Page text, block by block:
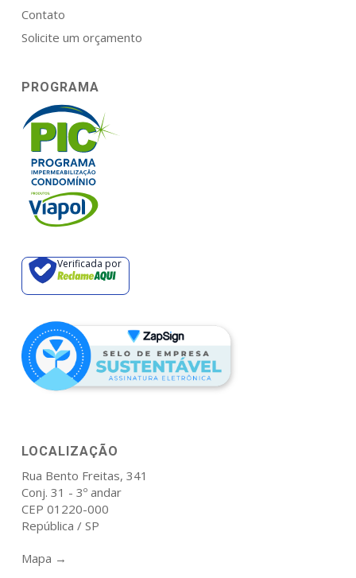
Contato
Solicite um orçamento
PROGRAMA
Verificada por
LOCALIZAÇÃO
Rua Bento Freitas, 341
Conj. 31 - 3º andar
CEP 01220-000
República / SP
Mapa →